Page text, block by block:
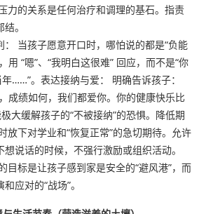
力的关系是任何治疗和调理的基石。指责
。
： 当孩子愿意开口时，哪怕说的都是“负能
用 “嗯”、“我明白这很难” 回应，而不是“你
……”。表达接纳与爱： 明确告诉孩子：
成绩如何，我们都爱你。你的健康快乐比
大缓解孩子的“不被接纳”的恐惧。降低期
放下对学业和“恢复正常”的急切期待。允许
说话的时候，不强行激励或组织活动。
目标是让孩子感到家是安全的“避风港”，而
应对的“战场”。